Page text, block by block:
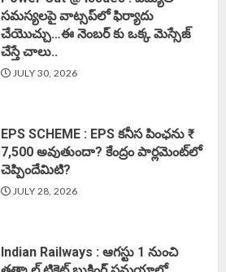
సమస్యలపై వాట్సప్‌లో ఫిర్యాదు
చేయొచ్చు…ఈ నెంబర్ కు ఒక్క మెస్సేజ్
చేస్తే చాలు..
JULY 30, 2026
EPS SCHEME : EPS కనీస పింఛను ₹
7,500 అవుతుందా? కేంద్రం పార్లమెంట్‌లో
చెప్పిందేమిటి?
JULY 28, 2026
Indian Railways : ఆగస్టు 1 నుంచి